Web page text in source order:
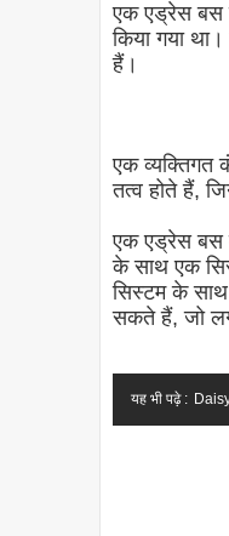
एक एड्रेस बस
किया गया
हैं।
एक व्यक्तिगत
तत्व होते हैं,
एकएड्रेस बस
के साथ एक
सिस्टम के साथ
सकते हैं, जो
यह भी पढ़े :